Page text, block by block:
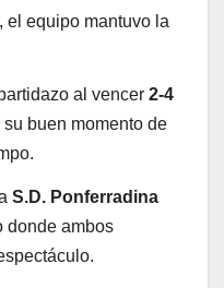
el equipo mantuvo la
al vencer 2-4
su buen momento de
S.D. Ponferradina
donde ambos